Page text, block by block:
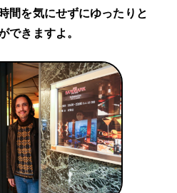
間を気にせずにゆったりと
できますよ。